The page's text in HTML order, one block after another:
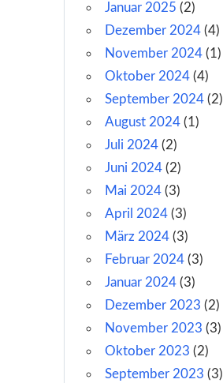
Januar 2025 (2)
Dezember 2024(4)
November 2024(1)
Oktober 2024(4)
September 2024(2)
August 2024(1)
Juli 2024(2)
Juni 2024(2)
Mai 2024(3)
April 2024(3)
März 2024(3)
Februar 2024(3)
Januar 2024(3)
Dezember 2023 (2)
November 2023 (3)
Oktober 2023 (2)
September 2023 (3)